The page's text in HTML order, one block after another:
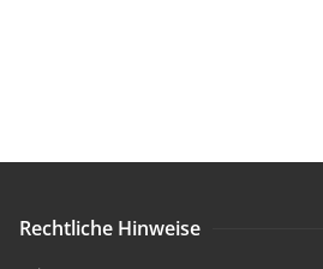
Rechtliche Hinweise